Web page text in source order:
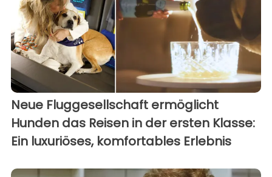
Neue Fluggesellschaft ermöglicht
Hunden das Reisen in der ersten Klasse:
Ein luxuriöses, komfortables Erlebnis